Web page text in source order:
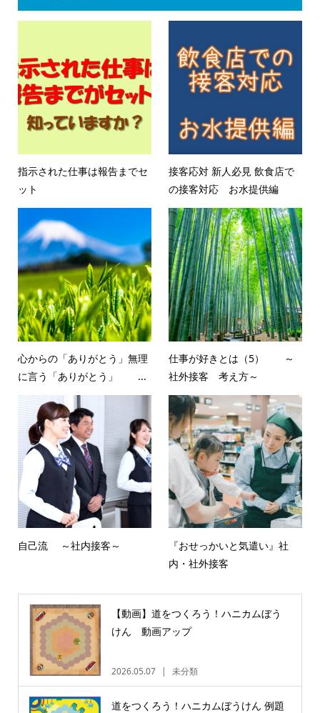
指示された仕事は報告までセ
ット
接客応対 新人必見 飲食店で
の接客対応 お水提供編
心からの「ありがとう」無理
に言う「ありがとう」 ...
仕事が好きとは（5） ～
社外接客 考え方～
自己流 ～社内接客～
『おせっかいと気遣い』社
内・社外接客
【動画】道をつくろう！ハニカムぼう
けん 動画アップ
2026.05.07 未分類
道をつくろう！ハニカムぼうけん 例題